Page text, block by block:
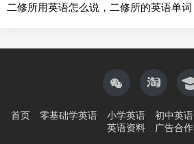
二修所用英语怎么说，二修所的英语单词
首页 零基础学英语 小学英语 初中英语
英语资料
广告合作